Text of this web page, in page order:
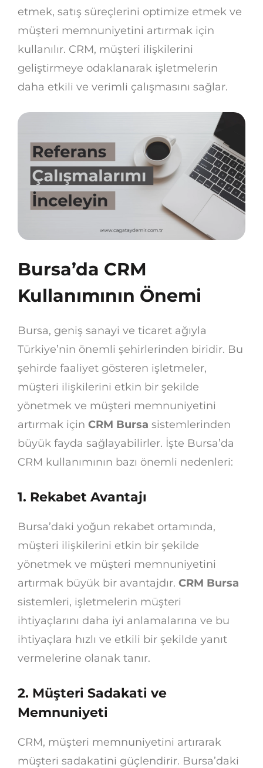
etmek, satış süreçlerini optimize etmek ve
müşteri memnuniyetini artırmak için
kullanılır. CRM, müşteri ilişkilerini
geliştirmeye odaklanarak işletmelerin
daha etkili ve verimli çalışmasını sağlar.
Bursa’da CRM
Kullanımının Önemi
Bursa, geniş sanayi ve ticaret ağıyla
Türkiye’nin önemli şehirlerinden biridir. Bu
şehirde faaliyet gösteren işletmeler,
müşteri ilişkilerini etkin bir şekilde
yönetmek ve müşteri memnuniyetini
artırmak için CRM Bursa sistemlerinden
büyük fayda sağlayabilirler. İşte Bursa’da
CRM kullanımının bazı önemli nedenleri:
1. Rekabet Avantajı
Bursa’daki yoğun rekabet ortamında,
müşteri ilişkilerini etkin bir şekilde
yönetmek ve müşteri memnuniyetini
artırmak büyük bir avantajdır. CRM Bursa
sistemleri, işletmelerin müşteri
ihtiyaçlarını daha iyi anlamalarına ve bu
ihtiyaçlara hızlı ve etkili bir şekilde yanıt
vermelerine olanak tanır.
2. Müşteri Sadakati ve
Memnuniyeti
CRM, müşteri memnuniyetini artırarak
müşteri sadakatini güçlendirir. Bursa’daki